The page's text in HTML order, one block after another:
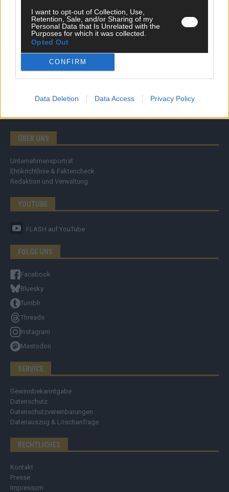
I want to opt-out of Collection, Use,
Retention, Sale, and/or Sharing of my
Personal Data that Is Unrelated with the
Purposes for which it was collected.
Opted Out
CONFIRM
Data Deletion Data Access Privacy Policy
Kommentar
Streams & Storys
Eurovision
FLASH – DAS VIDEOPORTAL
ÜBER UNS
Unternehmensporträt
Ehtikrichtlinie & Faktencheck
Redaktion und Verwaltung
YOUTUBE
FLASH auf YouTube
FOLGE UNS
Facebook
Bluesky
Tumblr
Threads
Instagram
Mastodon
SERVICE
Gewinnbekanntgabe
Datenschutz
Datenschutzvereinbarungen
Datenauszug & Löschanfrage
RECHTLICHES
Kontakt
Presse
Impressum